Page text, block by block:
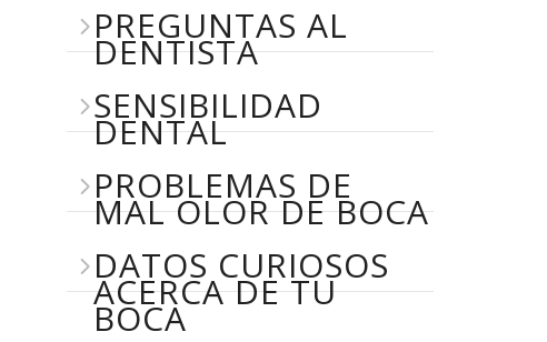
PREGUNTAS AL
DENTISTA
SENSIBILIDAD
DENTAL
PROBLEMAS DE
MAL OLOR DE BOCA
DATOS CURIOSOS
ACERCA DE TU
BOCA